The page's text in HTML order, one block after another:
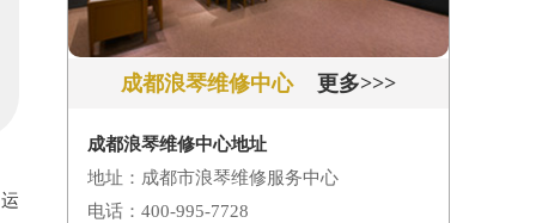
成都浪琴维修中心 更多>>>
成都浪琴维修中心地址
地址：成都市浪琴维修服务中心
电话：400-995-7728